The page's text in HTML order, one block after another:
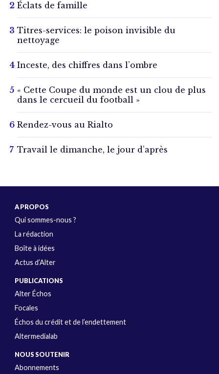
Éclats de famille
Titres-services: le poison invisible du
nettoyage
Inceste, des chiffres dans l’ombre
« Cette Coupe du monde est un clou de plus
dans le cercueil du football »
Rendez-vous au Rialto
Travail le dimanche, le jour d’après
A PROPOS
Qui sommes-nous ?
La rédaction
Boîte à idées
Actus d’Alter
PUBLICATIONS
Alter Échos
Focales
Échos du crédit et de l’endettement
Altermedialab
NOUS SOUTENIR
Abonnements